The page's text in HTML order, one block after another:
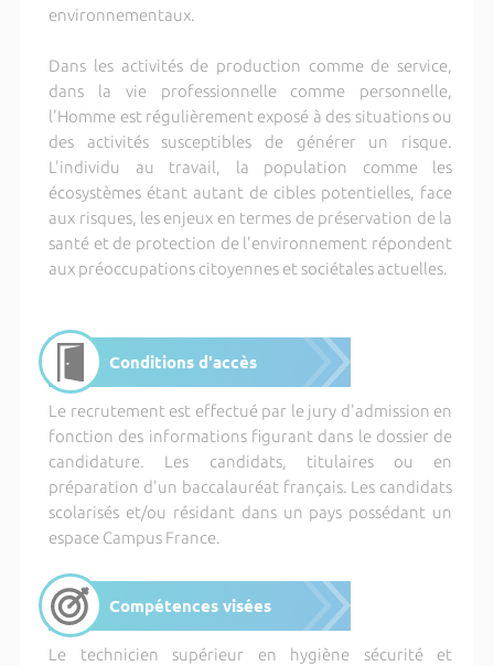
environnementaux.
Dans les activités de production comme de service,
dans la vie professionnelle comme personnelle,
l'Homme est régulièrement exposé à des situations ou
des activités susceptibles de générer un risque.
L'individu au travail, la population comme les
écosystèmes étant autant de cibles potentielles, face
aux risques, les enjeux en termes de préservation de la
santé et de protection de l'environnement répondent
aux préoccupations citoyennes et sociétales actuelles.
Conditions d'accès
Le recrutement est effectué par le jury d'admission en
fonction des informations figurant dans le dossier de
candidature. Les candidats, titulaires ou en
préparation d'un baccalauréat français. Les candidats
scolarisés et/ou résidant dans un pays possédant un
espace Campus France.
Compétences visées
Le technicien supérieur en hygiène sécurité et